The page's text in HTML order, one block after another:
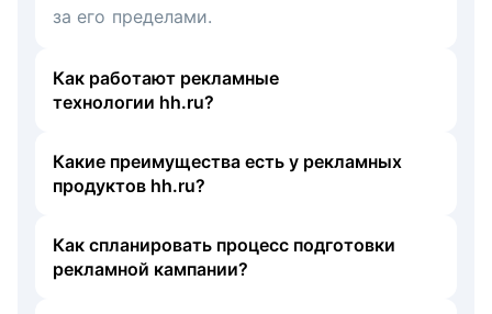
за его пределами.
Как работают рекламные
технологии hh.ru?
Какие преимущества есть у рекламных
продуктов hh.ru?
Как спланировать процесс подготовки
рекламной кампании?